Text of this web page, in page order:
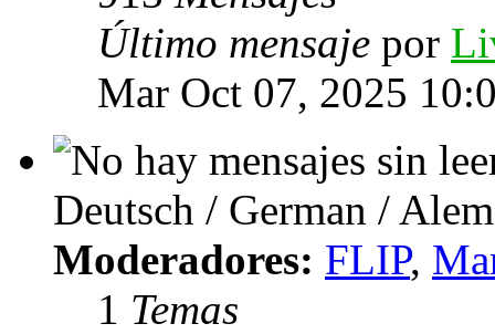
Último mensaje por
Mar Oct 07, 2025
Deutsch / German /
Moderadores: FLIP,
1 Temas